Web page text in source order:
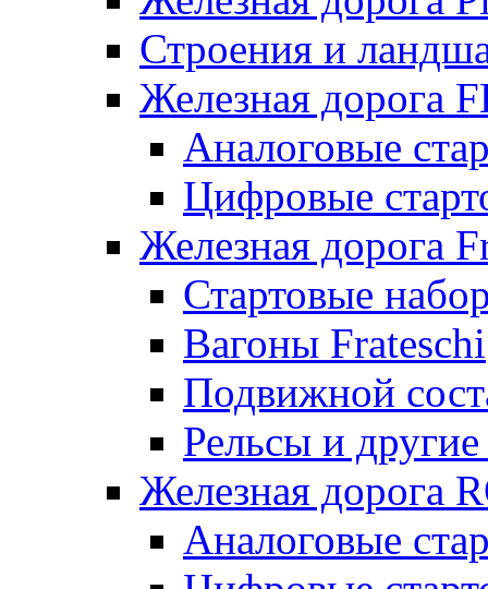
Строения и
Железная дорога
Аналоговые
Цифровые
Железная дорога
Стартовые
Вагоны Frateschi
Подвижной
Рельсы и
Железная дорога
Аналоговые